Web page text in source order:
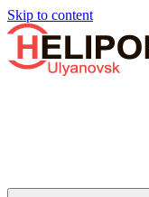
Skip to content